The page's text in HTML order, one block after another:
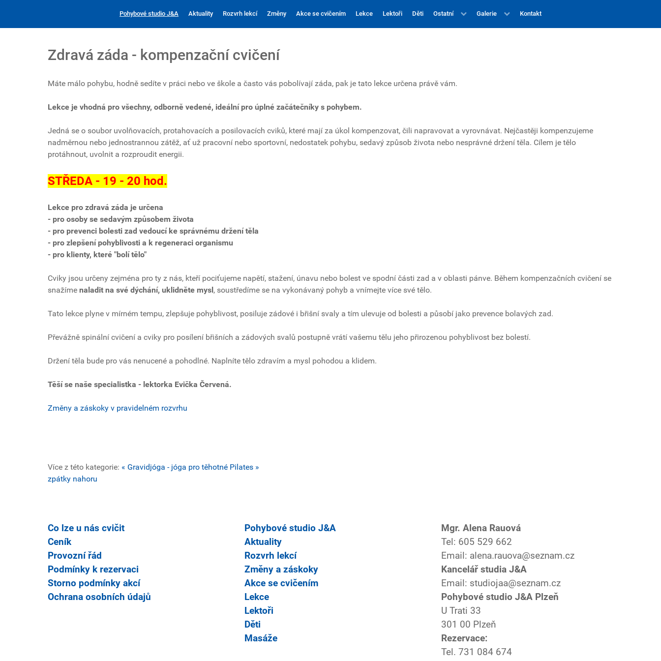
Pohybové studio J&A Aktuality Rozvrh lekcí Změny Akce se cvičením Lekce Lektoři Děti Ostatní Galerie Kontakt
Zdravá záda - kompenzační cvičení
Máte málo pohybu, hodně sedíte v práci nebo ve škole a často vás pobolívají záda, pak je tato lekce určena právě vám.
Lekce je vhodná pro všechny, odborně vedené, ideální pro úplné začátečníky s pohybem.
Jedná se o soubor uvolňovacích, protahovacích a posilovacích cviků, které mají za úkol kompenzovat, čili napravovat a vyrovnávat. Nejčastěji kompenzujeme
nadměrnou nebo jednostrannou zátěž, ať už pracovní nebo sportovní, nedostatek pohybu, sedavý způsob života nebo nesprávné držení těla. Cílem je tělo
protáhnout, uvolnit a rozproudit energii.
STŘEDA - 19 - 20 hod.
Lekce pro zdravá záda je určena
- pro osoby se sedavým způsobem života
- pro prevenci bolesti zad vedoucí ke správnému držení těla
- pro zlepšení pohyblivosti a k regeneraci organismu
- pro klienty, které "bolí tělo"
Cviky jsou určeny zejména pro ty z nás, kteří pociťujeme napětí, stažení, únavu nebo bolest ve spodní části zad a v oblasti pánve. Během kompenzačních cvičení se
snažíme naladit na své dýchání, uklidněte mysl, soustředíme se na vykonávaný pohyb a vnímejte více své tělo.
Tato lekce plyne v mírném tempu, zlepšuje pohyblivost, posiluje zádové i břišní svaly a tím ulevuje od bolesti a působí jako prevence bolavých zad.
Převážně spinální cvičení a cviky pro posílení břišních a zádových svalů postupně vrátí vašemu tělu jeho přirozenou pohyblivost bez bolestí.
Držení těla bude pro vás nenucené a pohodlné. Naplníte tělo zdravím a mysl pohodou a klidem.
Těší se naše specialistka - lektorka Evička Červená.
Změny a záskoky v pravidelném rozvrhu
Více z této kategorie: « Gravidjóga - jóga pro těhotné Pilates »
zpátky nahoru
Co lze u nás cvičit
Ceník
Provozní řád
Podmínky k rezervaci
Storno podmínky akcí
Ochrana osobních údajů
Pohybové studio J&A
Aktuality
Rozvrh lekcí
Změny a záskoky
Akce se cvičením
Lekce
Lektoři
Děti
Masáže
Mgr. Alena Rauová
Tel: 605 529 662
Email: alena.rauova@seznam.cz
Kancelář studia J&A
Email: studiojaa@seznam.cz
Pohybové studio J&A Plzeň
U Trati 33
301 00 Plzeň
Rezervace:
Tel. 731 084 674